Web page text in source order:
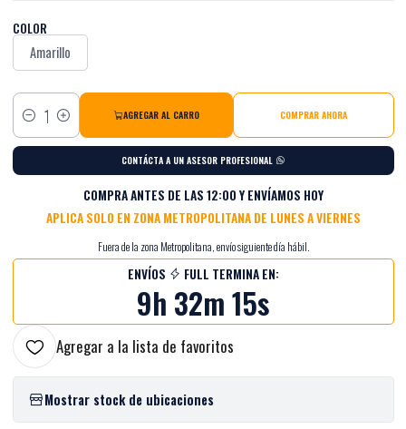
COLOR
Amarillo
Cantidad
AGREGAR AL CARRO COMPRAR AHORA
CONTÁCTA A UN ASESOR PROFESIONAL
COMPRA ANTES DE LAS 12:00 Y ENVÍAMOS HOY
APLICA SOLO EN ZONA METROPOLITANA DE LUNES A VIERNES
Fuera de la zona Metropolitana, envío siguiente día hábil.
ENVÍOS FULL TERMINA EN:
9h 32m 14s
Agregar a la lista de favoritos
Mostrar stock de ubicaciones